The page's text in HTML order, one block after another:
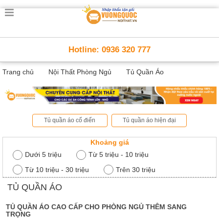
Trang
Thông
Minh
thất
thông
Thất
Giường
học, tủ
Nội
Hotline: 0936 320 777
Trang chủ Nội Thất Phòng Ngủ Tủ Quần Áo
Tủ quần áo cổ điển Tủ quần áo hiện đại
Khoảng giá
Dưới 5 triệu
Từ 5 triệu - 10 triệu
Từ 10 triệu - 30 triệu
Trên 30 triệu
TỦ QUẦN ÁO
TỦ QUẦN ÁO CAO CẤP CHO PHÒNG NGỦ THÊM SANG
TRỌNG